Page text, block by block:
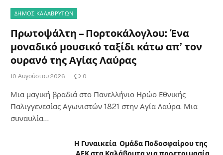
ΔΗΜΟΣ ΚΑΛΑΒΡΥΤΩΝ
Πρωτοψάλτη – Πορτοκάλογλου: Ένα
μοναδικό μουσικό ταξίδι κάτω απ’ τον
ουρανό της Αγίας Λαύρας
10 Αυγούστου 2026 0
Μια μαγική βραδιά στο Πανελλήνιο Ηρώο Εθνικής
Παλιγγενεσίας Αγωνιστών 1821 στην Αγία Λαύρα. Μια
συναυλία…
Η Γυναικεία Ομάδα Ποδοσφαίρου της